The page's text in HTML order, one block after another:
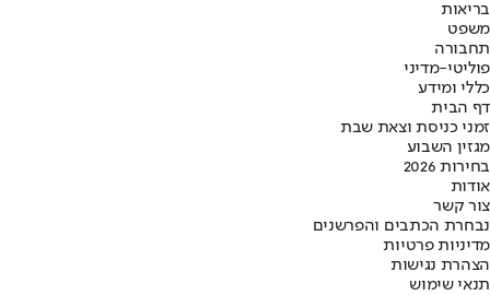
בריאות
משפט
תחבורה
פוליטי-מדיני
כללי ומידע
דף הבית
זמני כניסת וצאת שבת
מגזין השבוע
בחירות 2026
אודות
צור קשר
נבחרת הכתבים והפרשנים
מדיניות פרטיות
הצהרת נגישות
תנאי שימוש